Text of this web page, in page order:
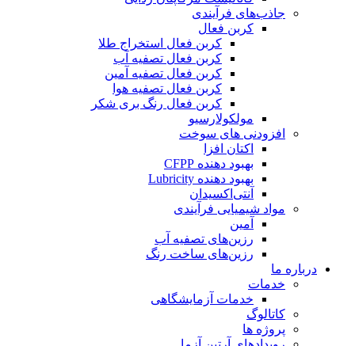
جاذب‌های فرآیندی
کربن فعال
کربن فعال استخراج طلا
کربن فعال تصفیه آب
کربن فعال تصفیه آمین
کربن فعال تصفیه هوا
کربن فعال رنگ بری شکر
مولکولارسیو
افزودنی های سوخت
اکتان افزا
بهبود دهنده CFPP
بهبود دهنده Lubricity
آنتی‌اکسیدان
مواد شیمیایی فرآیندی
آمین
رزین‌های تصفیه آب
رزین‌های ساخت رنگ
درباره ما
خدمات
خدمات آزمایشگاهی
کاتالوگ
پروژه ها